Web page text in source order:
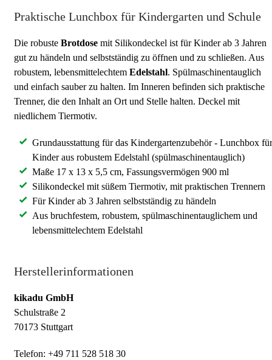
Praktische Lunchbox für Kindergarten und Schule
Die robuste Brotdose mit Silikondeckel ist für Kinder ab 3 Jahren
gut zu händeln und selbstständig zu öffnen und zu schließen. Aus
robustem, lebensmittelechtem Edelstahl. Spülmaschinentauglich
und einfach sauber zu halten. Im Inneren befinden sich praktische
Trenner, die den Inhalt an Ort und Stelle halten. Deckel mit
niedlichem Tiermotiv.
Grundausstattung für das Kindergartenzubehör - Lunchbox für
Kinder aus robustem Edelstahl (spülmaschinentauglich)
Maße 17 x 13 x 5,5 cm, Fassungsvermögen 900 ml
Silikondeckel mit süßem Tiermotiv, mit praktischen Trennern
Für Kinder ab 3 Jahren selbstständig zu händeln
Aus bruchfestem, robustem, spülmaschinentauglichem und
lebensmittelechtem Edelstahl
Herstellerinformationen
kikadu GmbH
Schulstraße 2
70173 Stuttgart
Telefon: +49 711 528 518 30